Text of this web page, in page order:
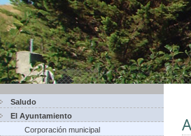
Saludo
El Ayuntamiento
Corporación municipal